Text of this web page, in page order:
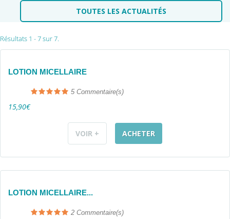
TOUTES LES ACTUALITÉS
Résultats 1 - 7 sur 7.
LOTION MICELLAIRE
5 Commentaire(s)
15,90€
VOIR + ACHETER
LOTION MICELLAIRE...
2 Commentaire(s)